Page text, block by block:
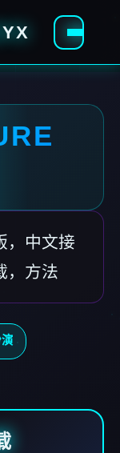
，中文接
，方法